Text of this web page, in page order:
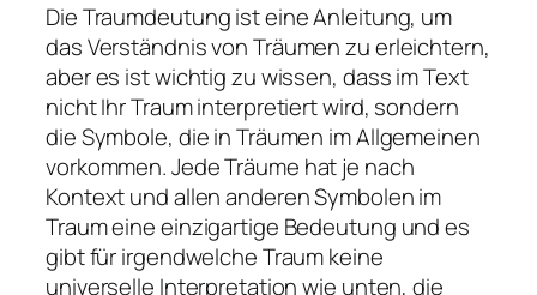
Die Traumdeutung ist eine Anleitung, um
das Verständnis von Träumen zu erleichtern,
aber es ist wichtig zu wissen, dass im Text
nicht Ihr Traum interpretiert wird, sondern
die Symbole, die in Träumen im Allgemeinen
vorkommen. Jede Träume hat je nach
Kontext und allen anderen Symbolen im
Traum eine einzigartige Bedeutung und es
gibt für irgendwelche Traum keine
universelle Interpretation wie unten, die